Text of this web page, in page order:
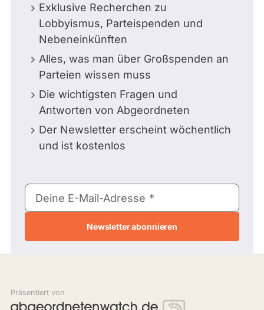
Exklusive Recherchen zu
Lobbyismus, Parteispenden und
Nebeneinkünften
Alles, was man über Großspenden an
Parteien wissen muss
Die wichtigsten Fragen und
Antworten von Abgeordneten
Der Newsletter erscheint wöchentlich
und ist kostenlos
E-
Mail-
Deine E-Mail-Adresse
Präsentiert von